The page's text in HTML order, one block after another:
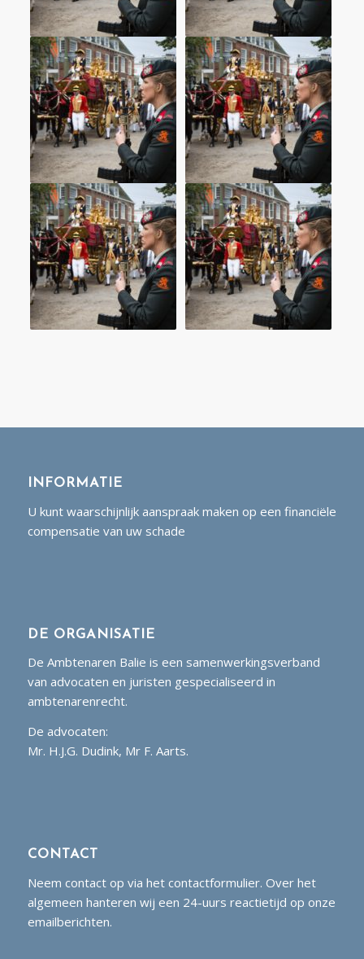
INFORMATIE
U kunt waarschijnlijk aanspraak maken op een financiële
compensatie van uw schade
DE ORGANISATIE
De Ambtenaren Balie is een samenwerkingsverband
van advocaten en juristen gespecialiseerd in
ambtenarenrecht.
De advocaten:
Mr. H.J.G. Dudink, Mr F. Aarts.
CONTACT
Neem contact op via het contactformulier. Over het
algemeen hanteren wij een 24-uurs reactietijd op onze
emailberichten.